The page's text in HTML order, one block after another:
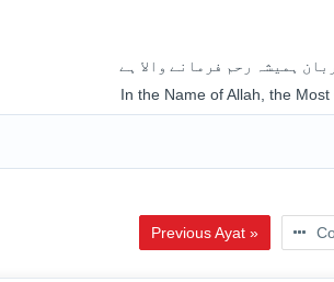
ہمیشہ رحم فرمانے والا ہے
In the Name of Allah, the
Previous Ayat »